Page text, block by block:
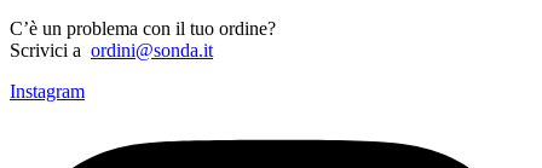
C’è un problema con il tuo ordine?
Scrivici a ordini@sonda.it
Instagram